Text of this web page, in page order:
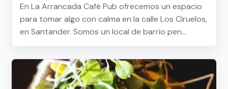
En La Arrancada Café Pub ofrecemos un espacio
para tomar algo con calma en la calle Los Ciruelos,
en Santander. Somos un local de barrio pen...